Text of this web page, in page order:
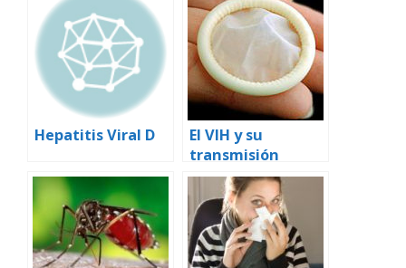
Hepatitis Viral D
El VIH y su
transmisión